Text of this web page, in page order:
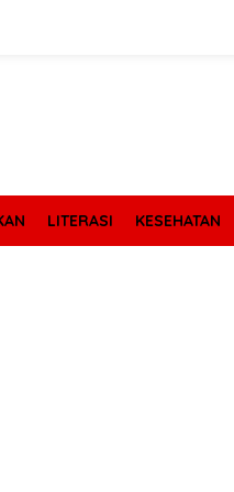
LITERASI KESEHATAN